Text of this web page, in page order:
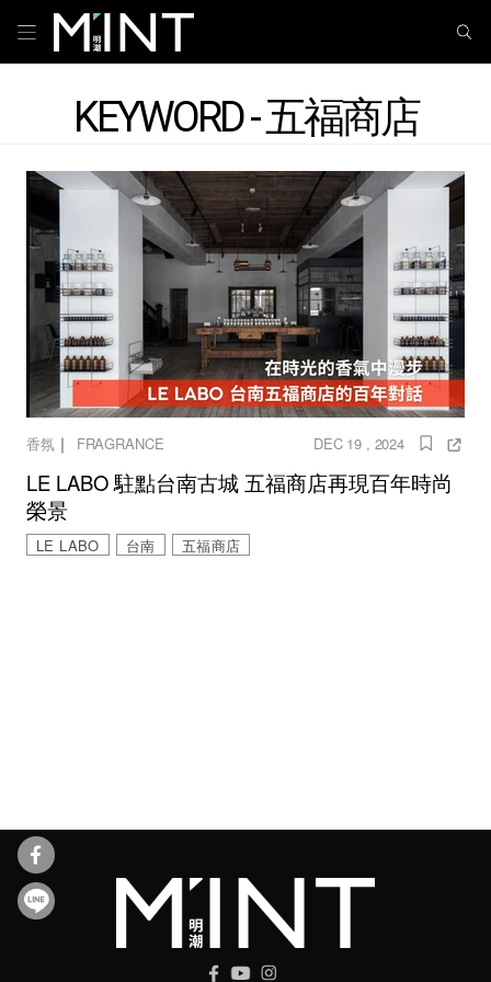
KEYWORD - 五福商店
香氛｜ FRAGRANCE DEC 19 , 2024
LE LABO 駐點台南古城 五福商店再現百年時尚
榮景
LE LABO 台南 五福商店